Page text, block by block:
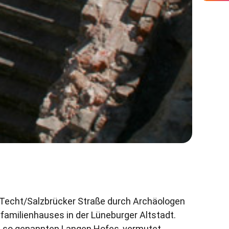
Salzbrücker Straße durch Archäologen
in der Lüneburger Altstadt.